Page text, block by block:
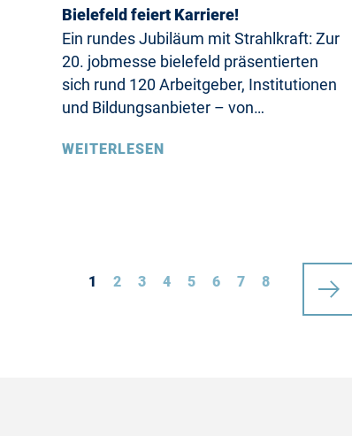
Bielefeld feiert Karriere!
Ein rundes Jubiläum mit Strahlkraft: Zur
20. jobmesse bielefeld präsentierten
sich rund 120 Arbeitgeber, Institutionen
und Bildungsanbieter – von…
WEITERLESEN
1 2 3 4 5 6 7 8